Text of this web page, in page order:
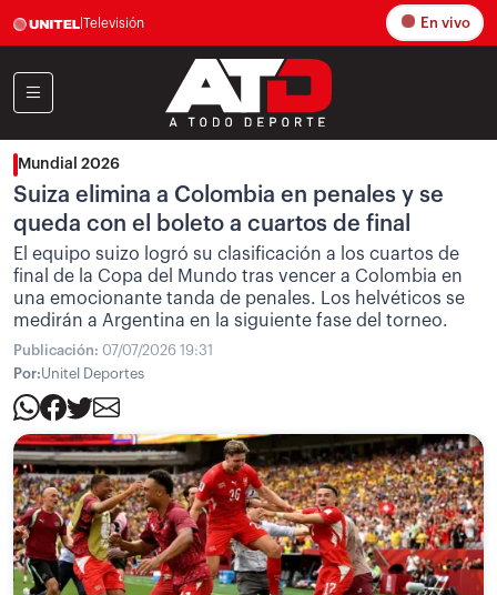
Televisión En vivo
Mundial 2026
Suiza elimina a Colombia en penales y se
queda con el boleto a cuartos de final
El equipo suizo logró su clasificación a los cuartos de
final de la Copa del Mundo tras vencer a Colombia en
una emocionante tanda de penales. Los helvéticos se
medirán a Argentina en la siguiente fase del torneo.
Publicación: 07/07/2026 19:31
Por:Unitel Deportes